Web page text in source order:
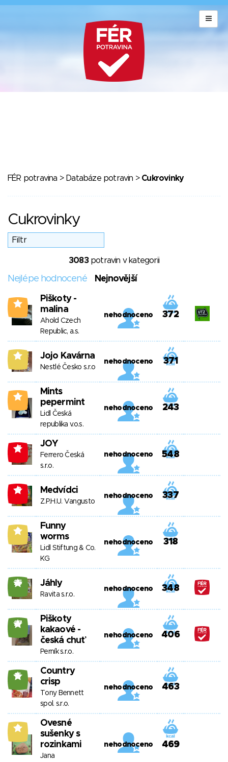
FÉR potravina > Databáze potravin > Cukrovinky
Cukrovinky
3083potravin v kategorii
Nejlépe hodnocené Nejnovější
1
Piškoty -
malina
Ahold Czech
Republic, a.s.
nehodnoceno 372
6 Jojo Kavárna
Nestlé Česko s.r.o
nehodnoceno 371
4
Mints
pepermint
Lidl Česká
republika v.o.s.
nehodnoceno 243
-7 JOY
Ferrero Česká
s.r.o.
nehodnoceno 548
-3 Medvídci
Z.P.H.U. Vangusto
nehodnoceno 337
8
Funny
worms
Lidl Stiftung & Co.
KG
nehodnoceno 318
25 Jáhly
Ravita s.r.o.
nehodnoceno 348
27
Piškoty
kakaové -
česká chuť
Perník s.r.o.
nehodnoceno 406
15
Country
crisp
Tony Bennett
spol. s.r.o.
nehodnoceno 463
8
Ovesné
sušenky s
rozinkami
Jana
nehodnoceno 469